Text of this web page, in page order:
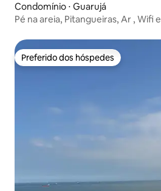
Condomínio ⋅ Guarujá
Pé na areia, Pitangueiras, Ar , Wifi
Preferido dos hóspedes
Preferido dos hóspedes